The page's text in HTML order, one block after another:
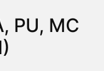
PU, MC